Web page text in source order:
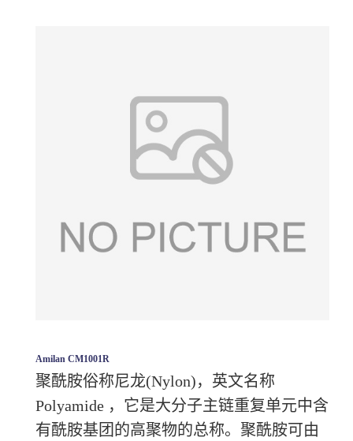
Amilan CM1001R
聚酰胺俗称尼龙(Nylon)，英文名称
Polyamide ，它是大分子主链重复单元中含
有酰胺基团的高聚物的总称。聚酰胺可由